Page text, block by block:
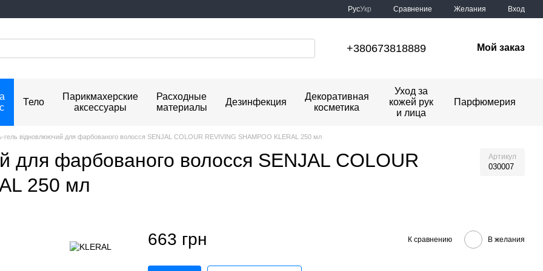
РусУкр Сравнение Желания Вход
+380673818889 Мой заказ
Тело
Парикмахерские
аксессуары
Расходные
материалы
Дезинфекция
Декоративная
косметика
Уход за
кожей рук
и лица
Парфюмерия
відновлюючий для фарбованого волосся SENJAL COLOUR REVIVING SHAMPOO KLERAL 250 мл
для фарбованого волосся SENJAL COLOUR
250 мл
Артикул
030007
663 грн К сравнению В желания